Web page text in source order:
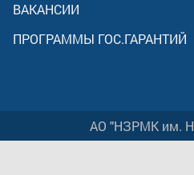
ВАКАНСИИ
ПРОГРАММЫ ГОС.ГАРАНТИЙ
АО "НЗРМК им.